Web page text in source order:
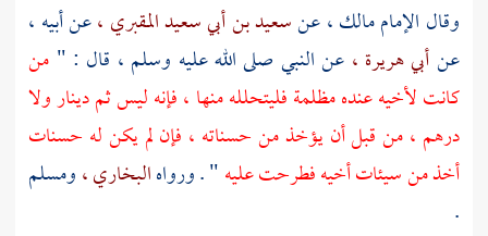
وقال الإمام مالك ،عنسعيد بن أبي سعيد المقبري ،عن أبيه ،
عنأبي هريرة ، عن النبي صلى الله عليه وسلم ، قال : " من
كانت لأخيه عنده مظلمة فليتحلله منها ، فإنه ليس ثم دينار ولا
درهم ، من قبل أن يؤخذ من حسناته ، فإن لم يكن له حسنات
أخذ من سيئات أخيه فطرحت عليه" . ورواهالبخاري ،ومسلم
.